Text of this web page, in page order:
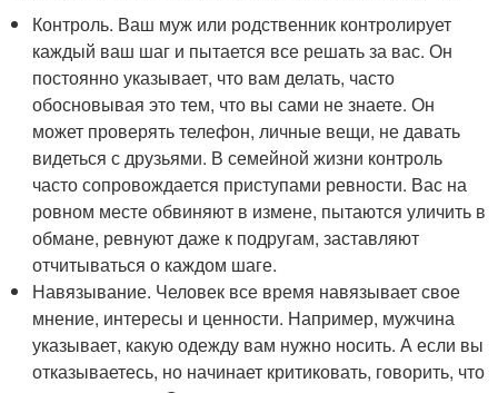
Контроль. Ваш муж или родственник контролирует
каждый ваш шаг и пытается все решать за вас. Он
постоянно указывает, что вам делать, часто
обосновывая это тем, что вы сами не знаете. Он
может проверять телефон, личные вещи, не давать
видеться с друзьями. В семейной жизни контроль
часто сопровождается приступами ревности. Вас на
ровном месте обвиняют в измене, пытаются уличить в
обмане, ревнуют даже к подругам, заставляют
отчитываться о каждом шаге.
Навязывание. Человек все время навязывает свое
мнение, интересы и ценности. Например, мужчина
указывает, какую одежду вам нужно носить. А если вы
отказываетесь, но начинает критиковать, говорить, что